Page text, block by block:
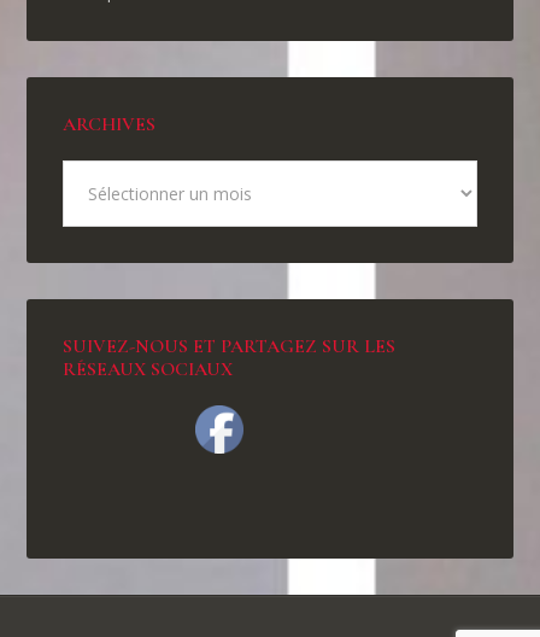
ARCHIVES
SUIVEZ-NOUS ET PARTAGEZ SUR LES
RÉSEAUX SOCIAUX